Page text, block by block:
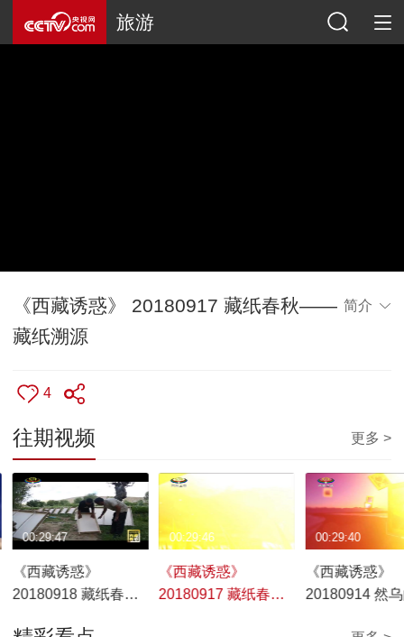
旅游
《西藏诱惑》 20180917 藏纸春秋——
藏纸溯源
简介
4
往期视频 更多 >
《西藏诱惑》
20180918 藏纸春秋
00:29:47
《西藏诱惑》
20180917 藏纸春秋
00:29:46
《西藏诱惑》
20180914 然
00:29:40